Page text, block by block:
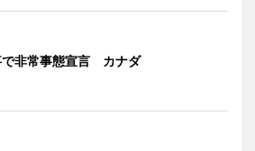
で非常事態宣言 カナダ